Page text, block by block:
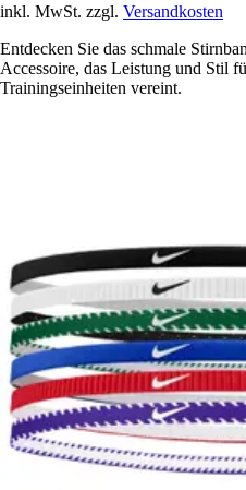
inkl. MwSt. zzgl. Versandkosten
Entdecken Sie das schmale
Accessoire, das Leistung und Stil
Trainingseinheiten vereint.